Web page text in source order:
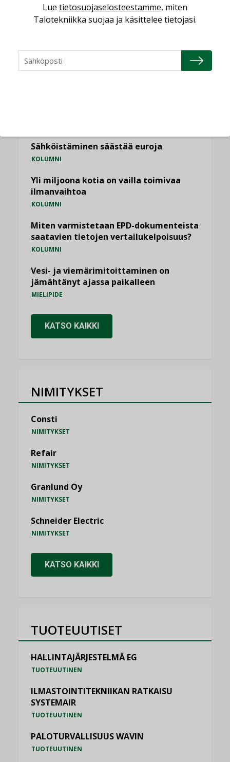
KATSO KAIKKI
NÄKÖKULMIA
Sähköistäminen säästää euroja
KOLUMNI
Yli miljoona kotia on vailla toimivaa
ilmanvaihtoa
KOLUMNI
Miten varmistetaan EPD-dokumenteista
saatavien tietojen vertailukelpoisuus?
KOLUMNI
Vesi- ja viemärimitoittaminen on
jämähtänyt ajassa paikalleen
MIELIPIDE
KATSO KAIKKI
NIMITYKSET
Consti
NIMITYKSET
Refair
NIMITYKSET
Granlund Oy
NIMITYKSET
Schneider Electric
NIMITYKSET
KATSO KAIKKI
TUOTEUUTISET
HALLINTAJÄRJESTELMÄ EG
TUOTEUUTINEN
ILMASTOINTITEKNIIKAN RATKAISU
SYSTEMAIR
TUOTEUUTINEN
PALOTURVALLISUUS WAVIN
TUOTEUUTINEN
Lue tietosuojaselosteestamme, miten
Talotekniikka suojaa ja käsittelee tietojasi.